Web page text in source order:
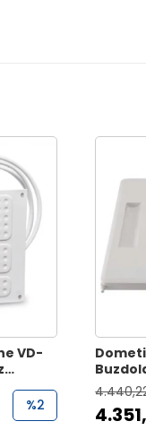
VD-
%2
Kapağı